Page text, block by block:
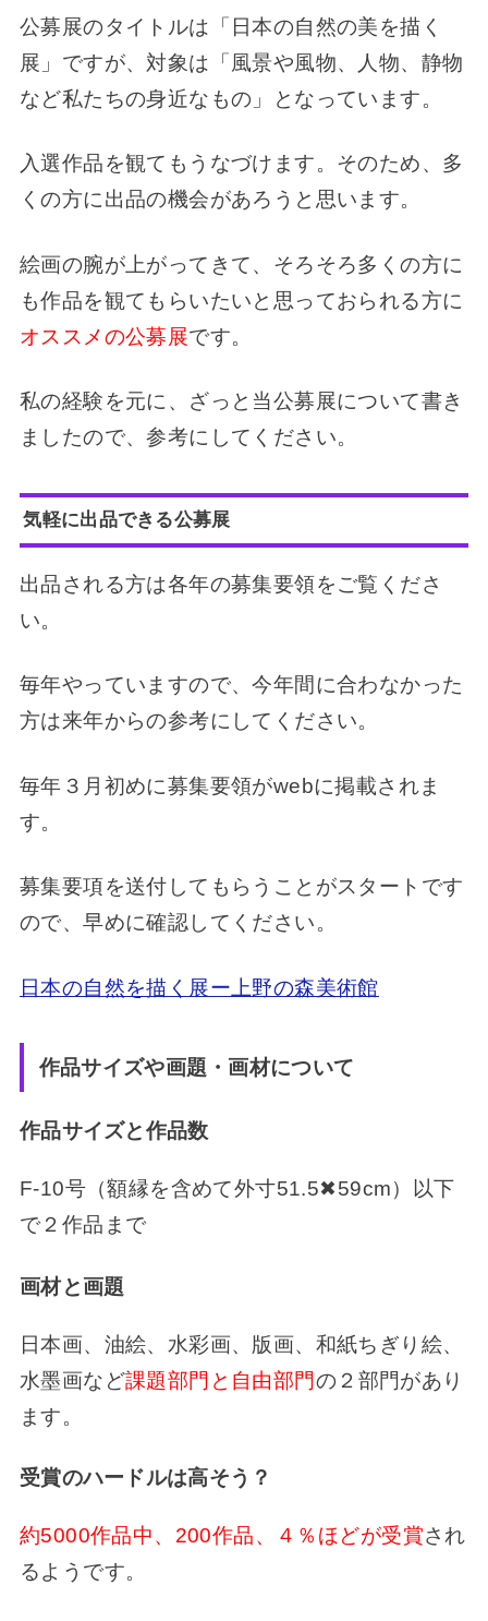
公募展のタイトルは「日本の自然の美を描く
展」ですが、対象は「風景や風物、人物、静物
など私たちの身近なもの」となっています。
入選作品を観てもうなづけます。そのため、多
くの方に出品の機会があろうと思います。
絵画の腕が上がってきて、そろそろ多くの方に
も作品を観てもらいたいと思っておられる方に
オススメの公募展です。
私の経験を元に、ざっと当公募展について書き
ましたので、参考にしてください。
気軽に出品できる公募展
出品される方は各年の募集要領をご覧くださ
い。
毎年やっていますので、今年間に合わなかった
方は来年からの参考にしてください。
毎年３月初めに募集要領がwebに掲載されま
す。
募集要項を送付してもらうことがスタートです
ので、早めに確認してください。
日本の自然を描く展ー上野の森美術館
作品サイズや画題・画材について
作品サイズと作品数
F-10号（額縁を含めて外寸51.5✖︎59cm）以下
で２作品まで
画材と画題
日本画、油絵、水彩画、版画、和紙ちぎり絵、
水墨画など課題部門と自由部門の２部門があり
ます。
受賞のハードルは高そう？
約5000作品中、200作品、４％ほどが受賞され
るようです。